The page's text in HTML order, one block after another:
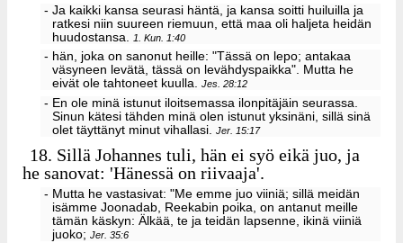
- Ja kaikki kansa seurasi häntä, ja kansa soitti huiluilla ja
ratkesi niin suureen riemuun, että maa oli haljeta heidän
huudostansa.
1. Kun. 1:40
- hän, joka on sanonut heille: "Tässä on lepo; antakaa
väsyneen levätä, tässä on levähdyspaikka". Mutta he
eivät ole tahtoneet kuulla.Jes. 28:12
- En ole minä istunut iloitsemassa ilonpitäjäin seurassa.
Sinun kätesi tähden minä olen istunut yksinäni, sillä sinä
olet täyttänyt minut vihallasi.Jer. 15:17
18. Sillä Johannes tuli, hän ei syö eikä juo, ja
he sanovat: 'Hänessä on riivaaja'.
- Mutta he vastasivat: "Me emme juo viiniä; sillä meidän
isämme Joonadab, Reekabin poika, on antanut meille
tämän käskyn: Älkää, te ja teidän lapsenne, ikinä viiniä
juoko;Jer. 35:6